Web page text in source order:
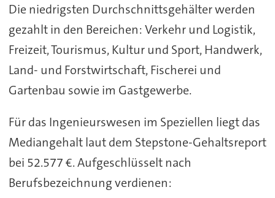
Die niedrigsten Durchschnittsgehälter werden
gezahlt in den Bereichen: Verkehr und Logistik,
Freizeit, Tourismus, Kultur und Sport, Handwerk,
Land- und Forstwirtschaft, Fischerei und
Gartenbau sowie im Gastgewerbe.
Für das Ingenieurswesen im Speziellen liegt das
Mediangehalt laut dem Stepstone-Gehaltsreport
bei 52.577 €. Aufgeschlüsselt nach
Berufsbezeichnung verdienen: